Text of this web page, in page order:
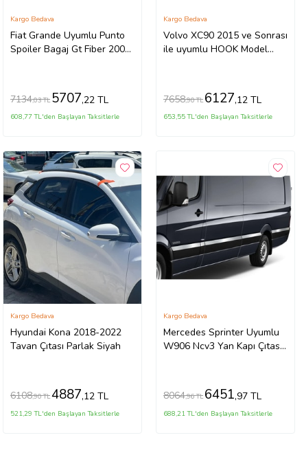
Fiat Grande Uyumlu Punto
Spoiler Bagaj Gt Fiber 2005-
Kargo Bedava
7134,03 TL 5707,22 TL
608,77 TL'den Başlayan Taksitlerle
Volvo XC90 2015 ve Sonrası
ile uyumlu HOOK Model
Kargo Bedava
7658,90 TL 6127,12 TL
653,55 TL'den Başlayan Taksitlerle
Hyundai Kona 2018-2022
Tavan Çıtası Parlak Siyah
Kargo Bedava
6108,90 TL4887,12 TL
521,29 TL'den Başlayan Taksitlerle
Mercedes Sprinter Uyumlu
W906 Ncv3 Yan Kapı Çıtası
Kargo Bedava
8064,96 TL 6451,97 TL
688,21 TL'den Başlayan Taksitlerle